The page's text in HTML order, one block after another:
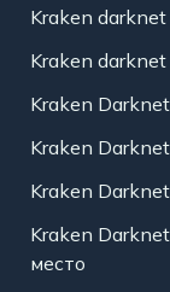
Kraken
Kraken
Kraken
Kraken
Kraken
Kraken
место